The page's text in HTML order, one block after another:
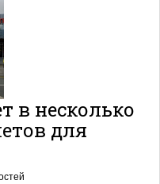
в несколько
для